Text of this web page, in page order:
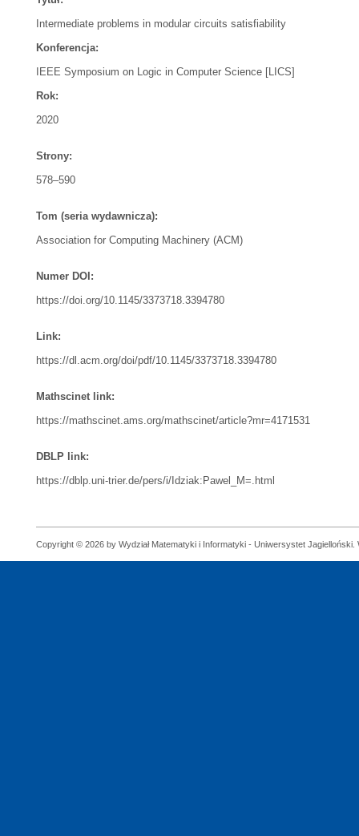
Intermediate problems in modular circuits satisfiability
Konferencja:
IEEE Symposium on Logic in Computer Science [LICS]
Rok:
2020
Strony:
578–590
Tom (seria wydawnicza):
Association for Computing Machinery (ACM)
Numer DOI:
https://doi.org/10.1145/3373718.3394780
Link:
https://dl.acm.org/doi/pdf/10.1145/3373718.3394780
Mathscinet link:
https://mathscinet.ams.org/mathscinet/article?mr=4171531
DBLP link:
https://dblp.uni-trier.de/pers/i/Idziak:Pawel_M=.html
Copyright © 2026 by Wydział Matematyki i Informatyki - Uniwersystet